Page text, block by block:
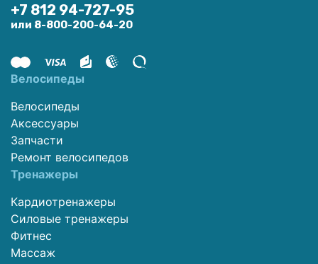
+7 812 94-727-95
или 8-800-200-64-20
Велосипеды
Велосипеды
Аксессуары
Запчасти
Ремонт велосипедов
Тренажеры
Кардиотренажеры
Силовые тренажеры
Фитнес
Массаж